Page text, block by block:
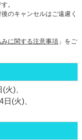
。
のキャンセルはご遠慮く
に関する注意事項」をご
(火)
日(火)